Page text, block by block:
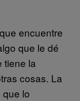
encuentre
que le dé
tiene la
cosas. La
lo